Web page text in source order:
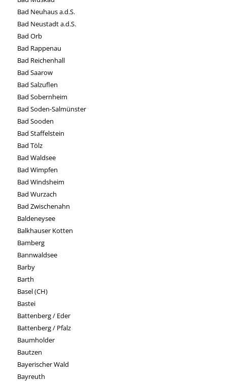
Bad Neuhaus a.d.S.
Bad Neustadt a.d.S.
Bad Orb
Bad Rappenau
Bad Reichenhall
Bad Saarow
Bad Salzuflen
Bad Sobernheim
Bad Soden-Salmünster
Bad Sooden
Bad Staffelstein
Bad Tölz
Bad Waldsee
Bad Wimpfen
Bad Windsheim
Bad Wurzach
Bad Zwischenahn
Baldeneysee
Balkhauser Kotten
Bamberg
Bannwaldsee
Barby
Barth
Basel (CH)
Bastei
Battenberg / Eder
Battenberg / Pfalz
Baumholder
Bautzen
Bayerischer Wald
Bayreuth